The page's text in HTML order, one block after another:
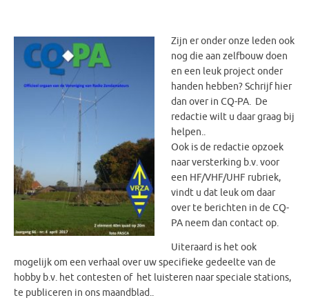
Zijn er onder onze leden ook
nog die aan zelfbouw doen
en een leuk project onder
handen hebben? Schrijf hier
dan over in CQ-PA. De
redactie wilt u daar graag bij
helpen..
Ook is de redactie opzoek
naar versterking b.v. voor
een HF/VHF/UHF rubriek,
vindt u dat leuk om daar
over te berichten in de CQ-
PA neem dan contact op.
Uiteraard is het ook
mogelijk om een verhaal over uw specifieke gedeelte van de
hobby b.v. het contesten of het luisteren naar speciale stations,
te publiceren in ons maandblad..